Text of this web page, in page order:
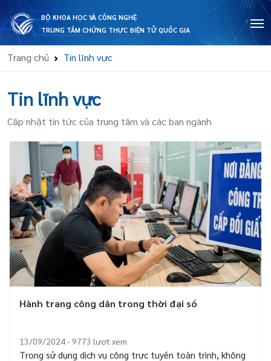
BỘ KHOA HỌC VÀ CÔNG NGHỆ
TRUNG TÂM CHỨNG THỰC ĐIỆN TỬ QUỐC GIA
Trang chủ Tin lĩnh vực
Tin lĩnh vực
Cập nhật tin tức của trung tâm và các ban ngành
Hành trang công dân trong thời đại số
13/09/2024 - 9773 lượt xem
Trong sử dụng dịch vụ công trực tuyến toàn trình, không